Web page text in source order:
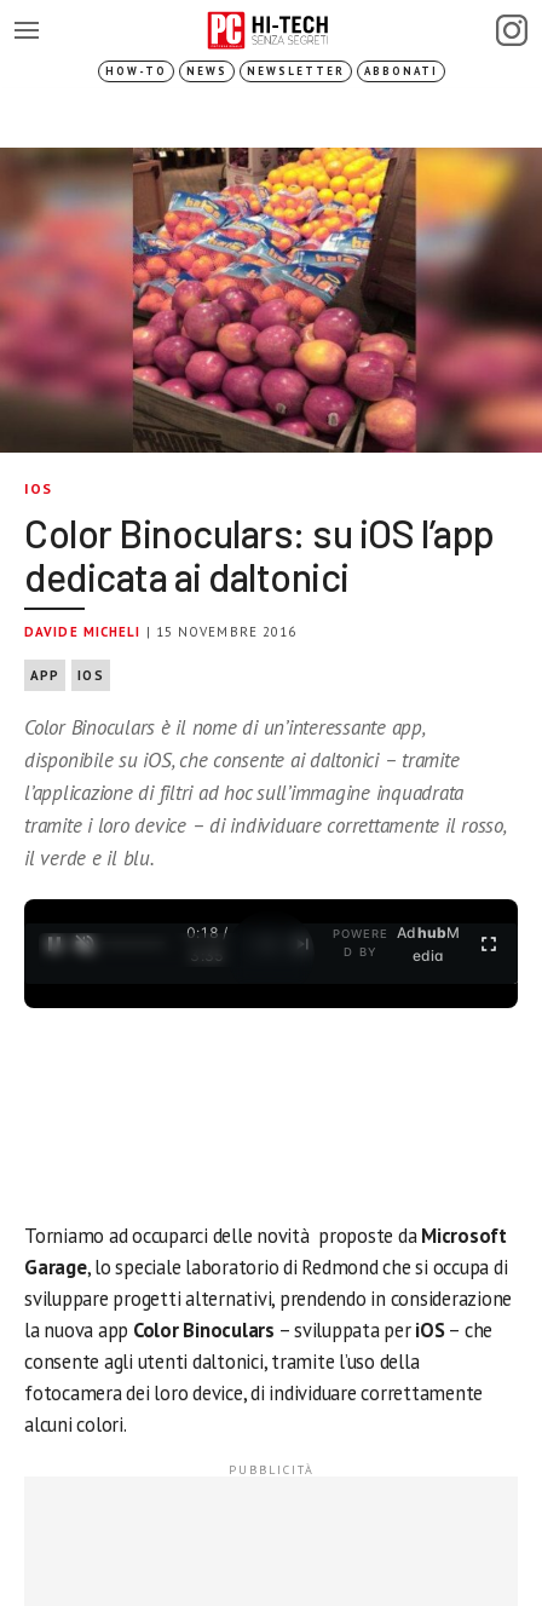
HOW-TO NEWS NEWSLETTER ABBONATI
IOS
Color Binoculars: su iOS l’app
dedicata ai daltonici
DAVIDE MICHELI | 15 NOVEMBRE 2016
APP IOS
Color Binoculars è il nome di un’interessante app,
disponibile su iOS, che consente ai daltonici – tramite
l’applicazione di filtri ad hoc sull’immagine inquadrata
tramite i loro device – di individuare correttamente il rosso,
il verde e il blu.
0:19 /
3:35
POWERE
D BY
AdhubM
edia
Torniamo ad occuparci delle novità proposte daMicrosoft
Garage, lo speciale laboratorio di Redmond che si occupa di
sviluppare progetti alternativi, prendendo in considerazione
la nuova app Color Binoculars – sviluppata periOS– che
consente agli utenti daltonici, tramite l’uso della
fotocamera dei loro device, di individuare correttamente
alcuni colori.